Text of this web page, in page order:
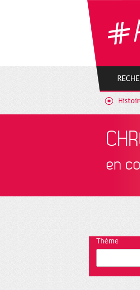
en
Thème
Gestion de vos préférences sur les